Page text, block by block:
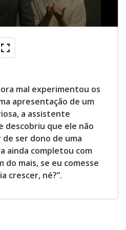
mal experimentou os
apresentação de um
a assistente
descobriu que ele não
ser dono de uma
ainda completou com
do mais, se eu comesse
crescer, né?”.